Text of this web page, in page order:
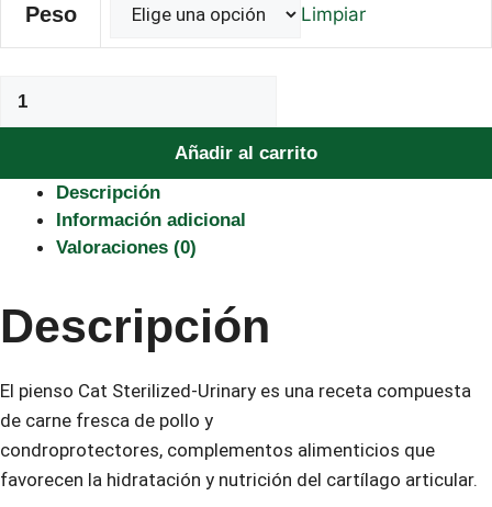
Peso Limpiar
Añadir al carrito
Descripción
Información adicional
Valoraciones (0)
Descripción
El pienso Cat Sterilized-Urinary es una receta compuesta
de carne fresca de pollo y
condroprotectores, complementos alimenticios que
favorecen la hidratación y nutrición del cartílago articular.